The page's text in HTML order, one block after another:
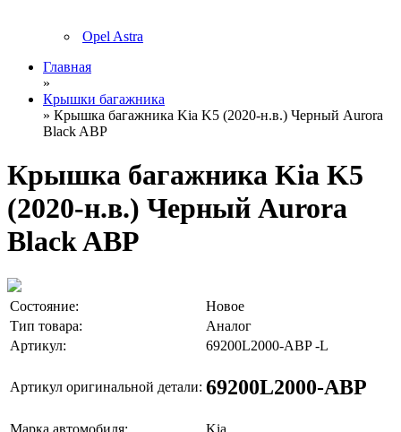
Opel Astra
Главная
»
Крышки багажника
» Крышка багажника Kia K5 (2020-н.в.) Черный Aurora
Black ABP
Крышка багажника Kia K5
(2020-н.в.) Черный Aurora
Black ABP
Состояние:
Новое
Тип товара:
Аналог
Артикул:
69200L2000-ABP -L
Артикул оригинальной детали: 69200L2000-ABP
Марка автомобиля:
Kia